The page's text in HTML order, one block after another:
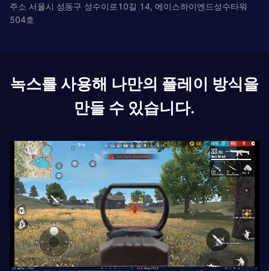
주소 서울시 성동구 성수이로10길 14, 에이스하이엔드성수타워
504호
녹스를 사용해 나만의 플레이 방식을
만들 수 있습니다.